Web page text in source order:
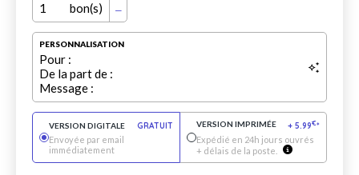
1 bon(s)
PERSONNALISATION
Pour :
De la part de :
Message :
VERSION DIGITALE
GRATUIT
Envoyée par email
immédiatement
VERSION IMPRIMÉE + 5.99€*
Expédié en 24h jours ouvrés
+ délais de la poste.